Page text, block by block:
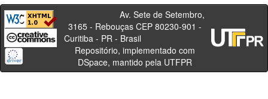
Av. Sete de Setembro,
3165 - Rebouças CEP 80230-901 -
Curitiba - PR - Brasil
Repositório, implementado com
DSpace, mantido pela UTFPR